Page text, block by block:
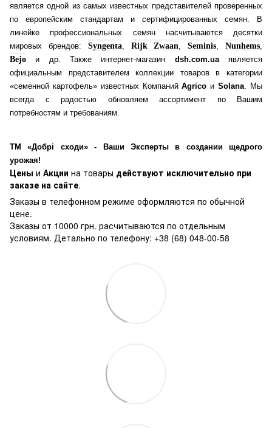
является одной из самых известных представителей проверенных
по европейским стандартам и сертифицированных семян. В
линейке профессиональных семян насчитываются десятки
мировых брендов: Syngenta, Rijk Zwaan ,Seminis ,Nunhems
Bejo и др. Также интернет-магазин dsh.com.uaявляется
официальным представителем коллекции товаров в категории
«семенной картофель» известных КомпанийAgrico иSolana . Мы
всегда с радостью обновляем ассортимент по Вашим
потребностям и требованиям.
ТМ «Добрі сходи» - Ваши Эксперты в создании щедрого
урожая!
Цены и Акции на товары действуют исключительно при
заказе на сайте.
Заказы в телефонном режиме оформляются по обычной
цене.
Заказы от 10000 грн. расчитываются по отдельным
условиям. Детально по телефону: +38 (68) 048-00-58